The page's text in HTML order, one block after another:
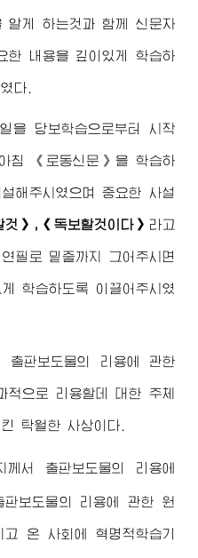
알게 하는것과 함께 신문자
한 내용을 깊이있게 학습하
다.
을 당보학습으로부터 시작
침 《로동신문》을 학습하
해주시였으며 중요한 사설
것》,《독보할것이다》라고
필로 밑줄까지 그어주시면
학습하도록 이끌어주시였
출판보도물의 리용에 관한
적으로 리용할데 대한 주체
탁월한 사상이다.
께서 출판보도물의 리용에
보도물의 리용에 관한 원
온 사회에 혁명적학습기